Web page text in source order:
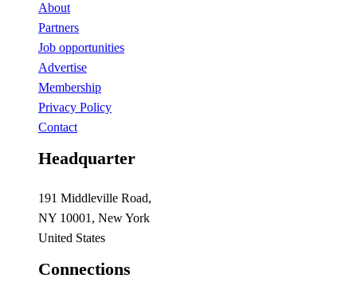
About
Partners
Job opportunities
Advertise
Membership
Privacy Policy
Contact
Headquarter
191 Middleville Road,
NY 10001, New York
United States
Connections